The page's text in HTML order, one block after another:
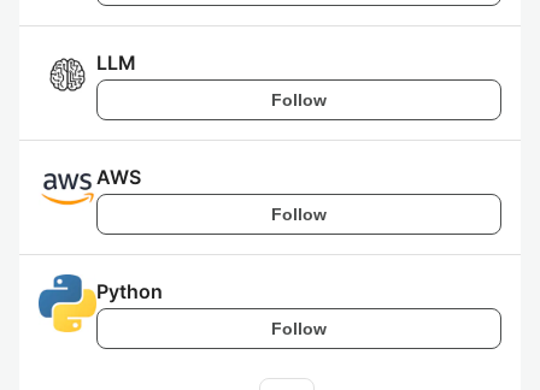
LLM
Follow
AWS
Follow
Python
Follow